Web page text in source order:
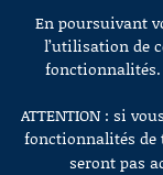
Aller au contenu
En poursuivant
l’utilisation de
fonctionnalités.
ATTENTION : si
fonctionnalités de
seront pas